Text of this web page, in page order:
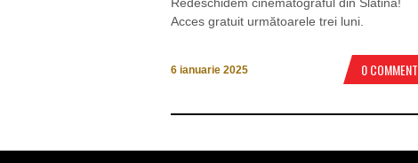
Acces gratuit următoarele trei luni.
6 ianuarie 2025 0 COMMENT